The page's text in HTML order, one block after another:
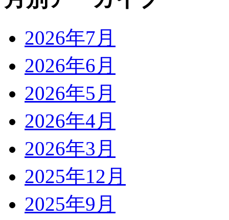
2026年7月
2026年6月
2026年5月
2026年4月
2026年3月
2025年12月
2025年9月